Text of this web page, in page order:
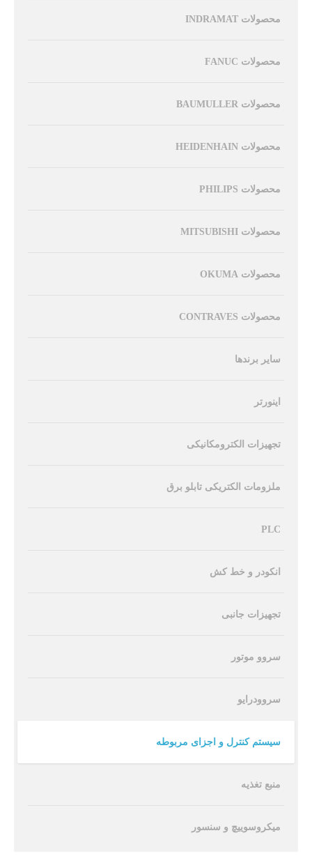
محصولات INDRAMAT
محصولات FANUC
محصولات BAUMULLER
محصولات HEIDENHAIN
محصولات PHILIPS
محصولات MITSUBISHI
محصولات OKUMA
محصولات CONTRAVES
سایر برندها
اینورتر
تجهیزات الکترومکانیکی
ملزومات الکتریکی تابلو برق
PLC
انکودر و خط کش
تجهیزات جانبی
سروو موتور
سروودرایو
سیستم کنترل و اجزای مربوطه
منبع تغذیه
میکروسوییچ و سنسور